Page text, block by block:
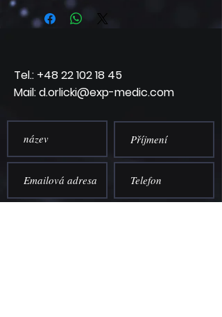
Tel.: +48 22 102 18 45
Mail: d.orlicki@exp-medic.com